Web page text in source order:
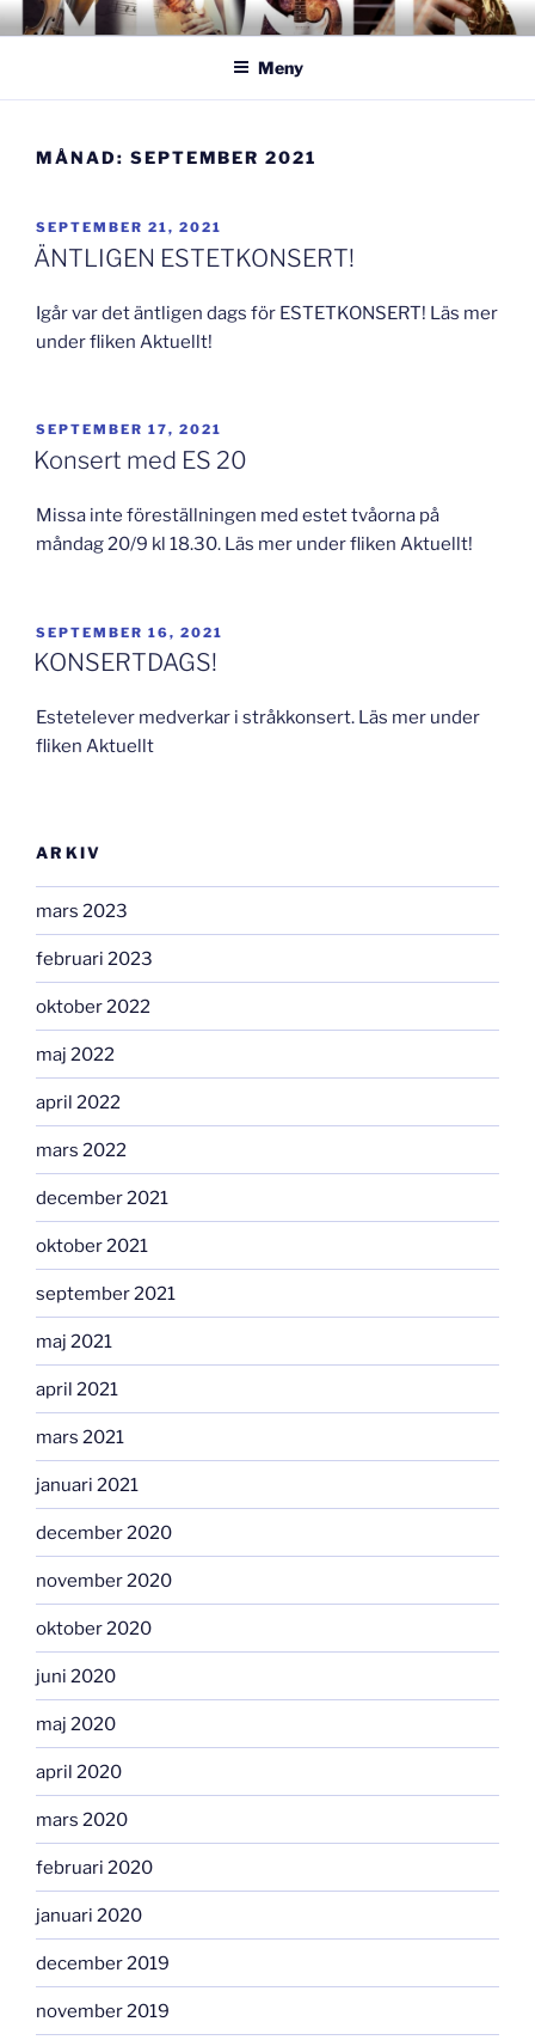
Hoppa
till
GISLAVEDMUSIKESTET
– här formas framtiden!
Meny
MÅNAD: SEPTEMBER 2021
PUBLICERAT
SEPTEMBER 21, 2021
ÄNTLIGEN ESTETKONSERT!
Igår var det äntligen dags för ESTETKONSERT! Läs mer
under fliken Aktuellt!
PUBLICERAT
SEPTEMBER 17, 2021
Konsert med ES 20
Missa inte föreställningen med estet tvåorna på
måndag 20/9 kl 18.30. Läs mer under fliken Aktuellt!
PUBLICERAT
SEPTEMBER 16, 2021
KONSERTDAGS!
Estetelever medverkar i stråkkonsert. Läs mer under
fliken Aktuellt
ARKIV
mars 2023
februari 2023
oktober 2022
maj 2022
april 2022
mars 2022
december 2021
oktober 2021
september 2021
maj 2021
april 2021
mars 2021
januari 2021
december 2020
november 2020
oktober 2020
juni 2020
maj 2020
april 2020
mars 2020
februari 2020
januari 2020
december 2019
november 2019